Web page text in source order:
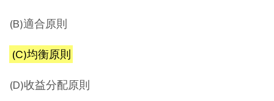
(B)適合原則
(C)均衡原則
(D)收益分配原則